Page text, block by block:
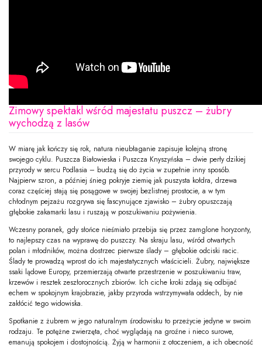
Zimowy spektakl wśród majestatu puszcz – żubry
wychodzą z lasów
W miarę jak kończy się rok, natura nieubłaganie zapisuje kolejną stronę
swojego cyklu. Puszcza Białowieska i Puszcza Knyszyńska – dwie perły dzikiej
przyrody w sercu Podlasia – budzą się do życia w zupełnie inny sposób.
Najpierw szron, a później śnieg pokryje ziemię jak puszysta kołdra, drzewa
coraz częściej stają się posągowe w swojej bezlistnej prostocie, a w tym
chłodnym pejzażu rozgrywa się fascynujące zjawisko – żubry opuszczają
głębokie zakamarki lasu i ruszają w poszukiwaniu pożywienia.
Wczesny poranek, gdy słońce nieśmiało przebija się przez zamglone horyzonty,
to najlepszy czas na wyprawę do puszczy. Na skraju lasu, wśród otwartych
polan i młodników, można dostrzec pierwsze ślady – głębokie odciski racic.
Ślady te prowadzą wprost do ich majestatycznych właścicieli. Żubry, największe
ssaki lądowe Europy, przemierzają otwarte przestrzenie w poszukiwaniu traw,
krzewów i resztek zeszłorocznych zbiorów. Ich ciche kroki zdają się odbijać
echem w spokojnym krajobrazie, jakby przyroda wstrzymywała oddech, by nie
zakłócić tego widowiska.
Spotkanie z żubrem w jego naturalnym środowisku to przeżycie jedyne w swoim
rodzaju. Te potężne zwierzęta, choć wyglądają na groźne i nieco surowe,
emanują spokojem i dostojnością. Żyją w harmonii z otoczeniem, a ich obecność